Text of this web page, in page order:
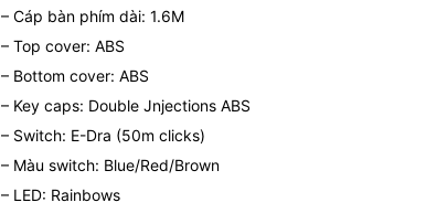
– Cáp bàn phím dài: 1.6M
– Top cover: ABS
– Bottom cover: ABS
– Key caps: Double Jnjections ABS
– Switch: E-Dra (50m clicks)
– Màu switch: Blue/Red/Brown
– LED: Rainbows